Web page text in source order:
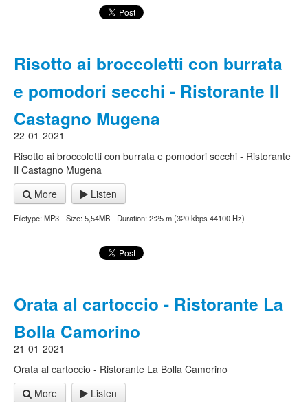
Risotto ai broccoletti con burrata
e pomodori secchi - Ristorante Il
Castagno Mugena
22-01-2021
Risotto ai broccoletti con burrata e pomodori secchi - Ristorante
Il Castagno Mugena
More
Listen
Filetype: MP3 - Size: 5,54MB - Duration: 2:25 m (320 kbps 44100 Hz)
Orata al cartoccio - Ristorante La
Bolla Camorino
21-01-2021
Orata al cartoccio - Ristorante La Bolla Camorino
More
Listen